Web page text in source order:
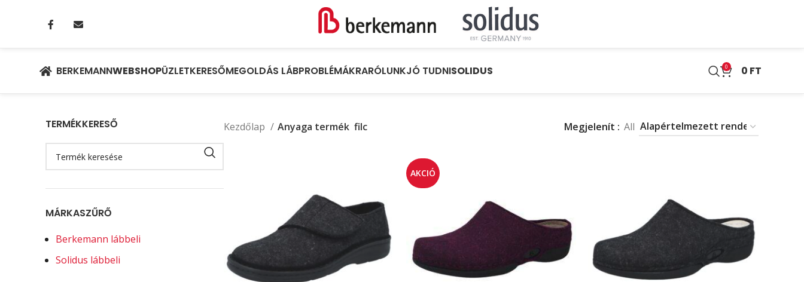
BERKEMANNWEBSHOPÜZLETKERESŐMEGOLDÁS LÁBPROBLÉMÁKRARÓLUNKJÓ TUDNISOLIDUS 0 0 FT
TERMÉKKERESŐ
MÁRKASZŰRŐ
Berkemann lábbeli
Solidus lábbeli
Kezdőlap Anyaga termék filc Megjelenít All
AKCIÓ